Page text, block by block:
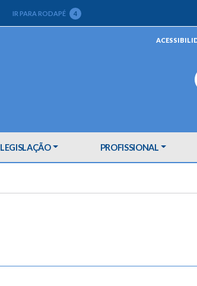
IR PARA RODAPÉ 4
LEGISLAÇÃO PROFISSIONAL